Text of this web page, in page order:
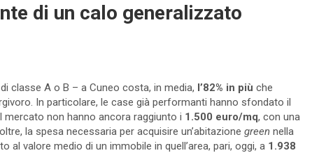
di un calo generalizzato
classe A o B – a Cuneo costa, in media, l’82% in più che
In particolare, le case già performanti hanno sfondato il
non hanno ancora raggiunto i 1.500 euro/mq, con una
la spesa necessaria per acquisire un’abitazione green nella
al valore medio di un immobile in quell’area, pari, oggi, a 1.938